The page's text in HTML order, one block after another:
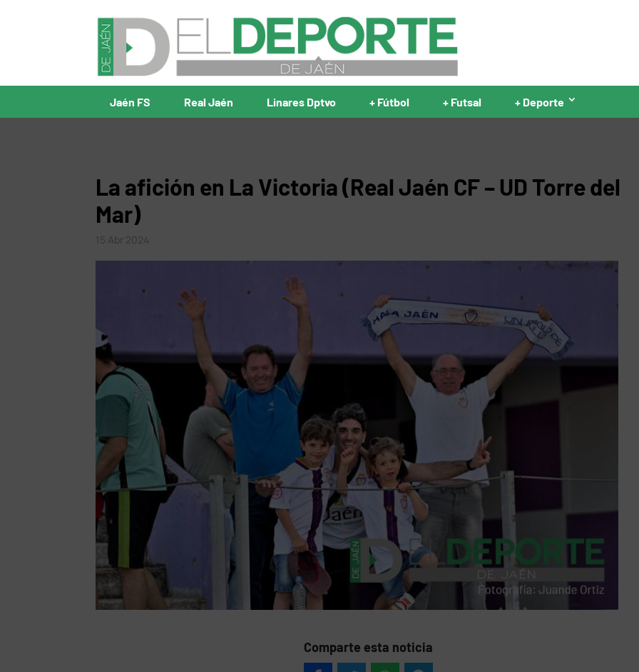
Jaén FS Real Jaén Linares Dptvo + Fútbol + Futsal + Deporte
La afición en La Victoria (Real Jaén CF – UD Torre del
Mar)
Comparte esta noticia